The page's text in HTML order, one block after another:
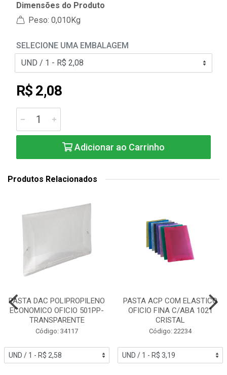
Dimensões do Produto
Peso: 0,010Kg
SELECIONE UMA EMBALAGEM
R$ 2,08
Adicionar ao Carrinho
Produtos Relacionados
PASTA DAC POLIPROPILENO
ECONOMICO OFICIO 501PP-
TRANSPARENTE
Código: 34117
PASTA ACP COM ELASTICO
OFICIO FINA C/ABA 1021
CRISTAL
Código: 22234